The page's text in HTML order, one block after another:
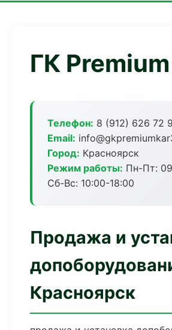
ГК
Телефон: 8 (912) 626 72
Email:
Город: Красноярск
Режим работы: Пн-Пт:
Сб-Вс: 10:00-18:00
Продажа и
Красноярск